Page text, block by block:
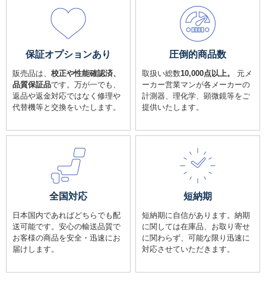
保証オプションあり
販売品は、 校正や性能確認済、
品質保証品です。万が一でも、
返品や返金対応ではなく修理や
代替機等と交換をいたします。
圧倒的商品数
取扱い総数10,000点以上。
元メ
ーカー営業マンが各メーカーの
計測器、理化学、顕微鏡等をご
提供いたします。
全国対応
日本国内であればどちらでも配
送可能です。安心の輸送品質で
お客様の商品を安全・迅速にお
届けします。
短納期
短納期に自信があります。納期
に関しては在庫品、お取り寄せ
に関わらず、可能な限り迅速に
対応させていただきます。